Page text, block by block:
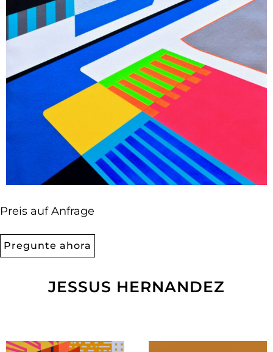
Preis auf Anfrage
Pregunte ahora
JESSUS HERNANDEZ